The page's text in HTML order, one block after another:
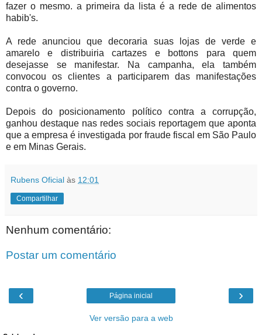
fazer o mesmo. a primeira da lista é a rede de alimentos
habib's.
A rede anunciou que decoraria suas lojas de verde e
amarelo e distribuiria cartazes e bottons para quem
desejasse se manifestar. Na campanha, ela também
convocou os clientes a participarem das manifestações
contra o governo.
Depois do posicionamento político contra a corrupção,
ganhou destaque nas redes sociais reportagem que aponta
que a empresa é investigada por fraude fiscal em São Paulo
e em Minas Gerais.
Rubens Oficial às 12:01
Compartilhar
Nenhum comentário:
Postar um comentário
‹ ›
Página inicial
Ver versão para a web